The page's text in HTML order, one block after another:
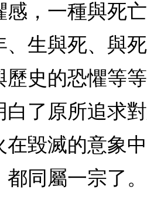
，一種與死
生與死、與
史的恐懼等
了原所追求
毀滅的意象
同屬一宗了